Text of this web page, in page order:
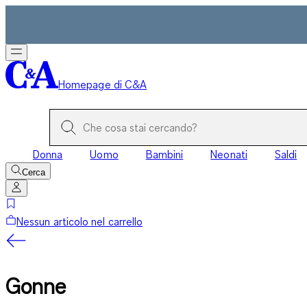
Homepage di C&A
Donna Uomo Bambini Neonati Saldi
Cerca
Nessun articolo nel carrello
Gonne